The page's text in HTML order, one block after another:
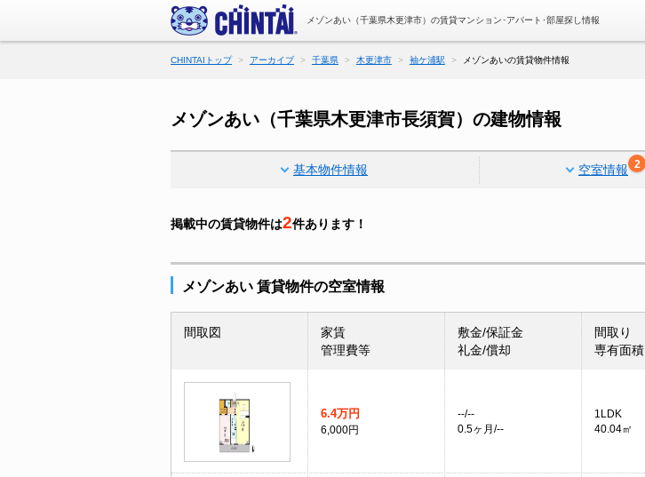
メゾンあい（千葉県木更津市）の賃貸マンション･アパート･部屋探し情報
CHINTAIトップ アーカイブ 千葉県 木更津市 袖ケ浦駅 メゾンあいの賃貸物件情報
メゾンあい（千葉県木更津市長須賀）の建物情報
基本物件情報 空室情報 2
掲載中の賃貸物件は2件あります！
メゾンあい 賃貸物件の空室情報
間取図
家賃
管理費等
敷金/保証金
礼金/償却
間取り
専有面積
6.4万円
6,000円
--/--
0.5ヶ月/--
1LDK
40.04㎡